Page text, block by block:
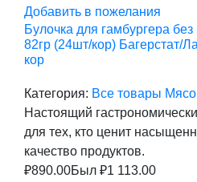
Добавить в пожелания
Булочка для гамбургера
82гр (24шт/кор) Багерстат/
кор
Категория: Все товары
Настоящий
для тех, кто ценит
качество продуктов.
₽890.00Был ₽1 113.00